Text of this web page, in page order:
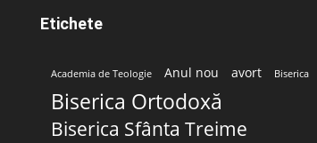
Etichete
Academia de Teologie Anul nou avort Biserica
Biserica Ortodoxă
Biserica Sfânta Treime